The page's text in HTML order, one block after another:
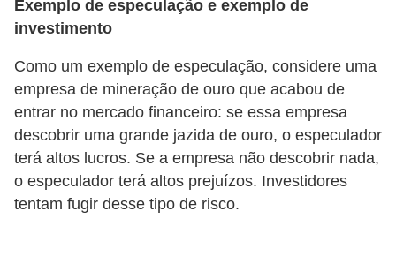
Exemplo de especulação e exemplo de
investimento
Como um exemplo de especulação, considere uma
empresa de mineração de ouro que acabou de
entrar no mercado financeiro: se essa empresa
descobrir uma grande jazida de ouro, o especulador
terá altos lucros. Se a empresa não descobrir nada,
o especulador terá altos prejuízos. Investidores
tentam fugir desse tipo de risco.
r
t
ã
o
d